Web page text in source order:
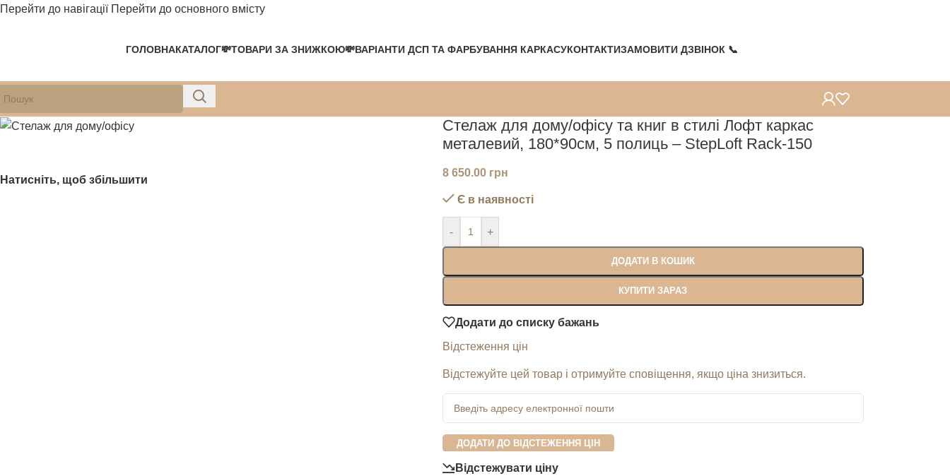
Перейти до навігації Перейти до основного вмісту
ГОЛОВНАКАТАЛОГ💸ТОВАРИ ЗА ЗНИЖКОЮ💸ВАРІАНТИ ДСП ТА ФАРБУВАННЯ КАРКАСУКОНТАКТИЗАМОВИТИ ДЗВІНОК 📞
Натисніть, щоб збільшити
Стелаж для дому/офісу та книг в стилі Лофт каркас
металевий, 180*90см, 5 полиць – StepLoft Rack-150
8 650.00 грн
Є в наявності
- +
ДОДАТИ В КОШИК
КУПИТИ ЗАРАЗ
Додати до списку бажань
Відстеження цін
Відстежуйте цей товар і отримуйте сповіщення, якщо ціна знизиться.
ДОДАТИ ДО ВІДСТЕЖЕННЯ ЦІН
Відстежувати ціну